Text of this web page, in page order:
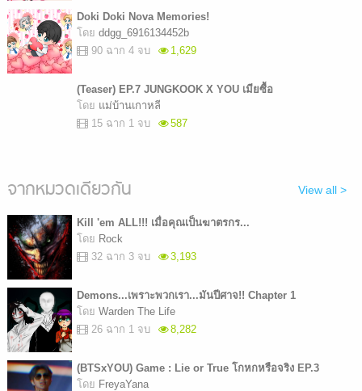
Doki Doki Nova Memories!
โดย ddgg_6916134452b
90 ฉาก 4 จบ
1,629
(Teaser) EP.7 JUNGKOOK X YOU เมียซื้อ
โดย แม่บ้านเกาหลี
15 ฉาก 1 จบ
587
จากหมวดเดียวกัน View all >
Kill 'em ALL!!! เมื่อคุณเป็นฆาตรกร...
โดย Rock
32 ฉาก 3 จบ
3,193
Demons...เพราะพวกเรา...มันปีศาจ!! Chapter 1
โดย Warden The Life
26 ฉาก 1 จบ
8,282
(BTSxYOU) Game : Lie or True โกหกหรือจริง EP.3
โดย FreyaYana